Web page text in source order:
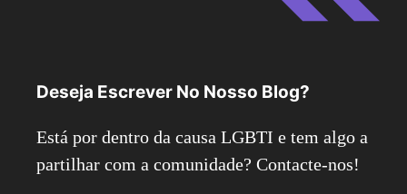
Deseja Escrever No Nosso Blog?
Está por dentro da causa LGBTI e tem algo a
partilhar com a comunidade? Contacte-nos!